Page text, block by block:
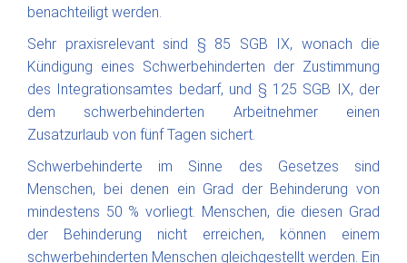
benachteiligt werden.
Sehr praxisrelevant sind § 85 SGB IX, wonach die
Kündigung eines Schwerbehinderten der Zustimmung
des Integrationsamtes bedarf, und § 125 SGB IX, der
dem schwerbehinderten Arbeitnehmer einen
Zusatzurlaub von fünf Tagen sichert.
Schwerbehinderte im Sinne des Gesetzes sind
Menschen, bei denen ein Grad der Behinderung von
mindestens 50 % vorliegt. Menschen, die diesen Grad
der Behinderung nicht erreichen, können einem
schwerbehinderten Menschen gleichgestellt werden. Ein